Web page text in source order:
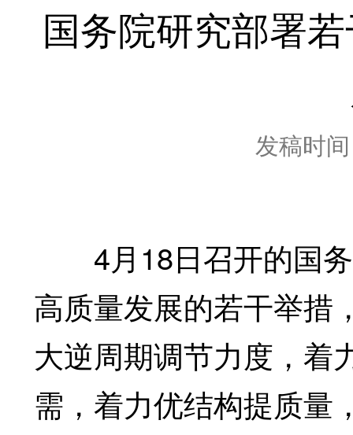
国务院研究部署
发稿时
4月18日召开的国务
高质量发展的若干举措
大逆周期调节力度，着
需，着力优结构提质量